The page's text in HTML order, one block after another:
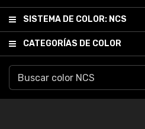
SISTEMA DE COLOR: NCS
CATEGORÍAS DE COLOR